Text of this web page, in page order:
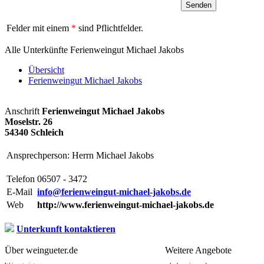
Felder mit einem * sind Pflichtfelder.
Alle Unterkünfte Ferienweingut Michael Jakobs
Übersicht
Ferienweingut Michael Jakobs
Anschrift Ferienweingut Michael Jakobs
Moselstr. 26
54340 Schleich
Ansprechperson: Herrn Michael Jakobs
Telefon 06507 - 3472
E-Mail info@ferienweingut-michael-jakobs.de
Web
http://www.ferienweingut-michael-jakobs.de
Unterkunft kontaktieren
Über weingueter.de Weitere Angebote